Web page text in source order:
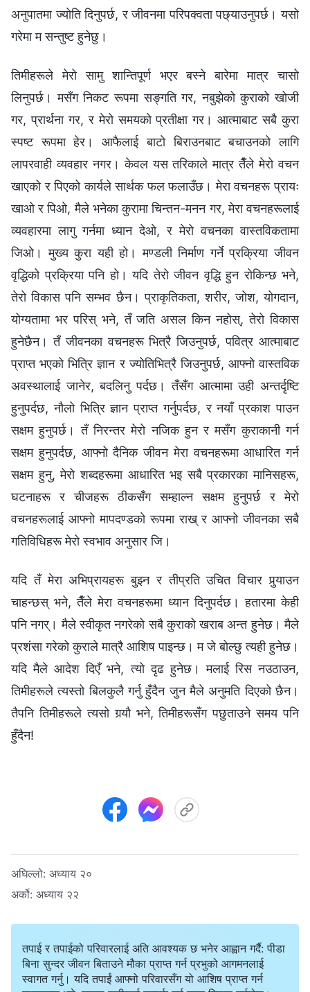
अनुपातमा ज्योति दिनुपर्छ, र जीवनमा परिपक्वता पछ्याउनुपर्छ। यसो
गरेमा म सन्तुष्ट हुनेछु।
तिमीहरूले मेरो सामु शान्तिपूर्ण भएर बस्‍ने बारेमा मात्र चासो
लिनुपर्छ। मसँग निकट रूपमा सङ्गति गर, नबुझेको कुराको खोजी
गर, प्रार्थना गर, र मेरो समयको प्रतीक्षा गर। आत्माबाट सबै कुरा
स्पष्ट रूपमा हेर। आफैलाई बाटो बिराउनबाट बचाउनको लागि
लापरवाही व्यवहार नगर। केवल यस तरिकाले मात्र तैँले मेरो वचन
खाएको र पिएको कार्यले सार्थक फल फलाउँछ। मेरा वचनहरू प्रायः
खाओ र पिओ, मैले भनेका कुरामा चिन्तन-मनन गर, मेरा वचनहरूलाई
व्यवहारमा लागु गर्नमा ध्यान देओ, र मेरो वचनका वास्तविकतामा
जिओ। मुख्य कुरा यही हो। मण्डली निर्माण गर्ने प्रक्रिया जीवन
वृद्धिको प्रक्रिया पनि हो। यदि तेरो जीवन वृद्धि हुन रोकिन्छ भने,
तेरो विकास पनि सम्भव छैन। प्राकृतिकता, शरीर, जोश, योगदान,
योग्यतामा भर परिस् भने, तँ जति असल किन नहोस्, तेरो विकास
हुनेछैन। तँ जीवनका वचनहरू भित्रै जिउनुपर्छ, पवित्र आत्माबाट
प्राप्त भएको भित्रि ज्ञान र ज्योतिभित्रै जिउनुपर्छ, आफ्नो वास्तविक
अवस्थालाई जानेर, बदलिनु पर्दछ। तँसँग आत्मामा उही अन्तर्दृष्टि
हुनुपर्दछ, नौलो भित्रि ज्ञान प्राप्त गर्नुपर्दछ, र नयाँ प्रकाश पाउन
सक्षम हुनुपर्छ। तँ निरन्तर मेरो नजिक हुन र मसँग कुराकानी गर्न
सक्षम हुनुपर्दछ, आफ्नो दैनिक जीवन मेरा वचनहरूमा आधारित गर्न
सक्षम हुनु, मेरो शब्दहरूमा आधारित भइ सबै प्रकारका मानिसहरू,
घटनाहरू र चीजहरू ठीकसँग सम्हाल्न सक्षम हुनुपर्छ र मेरो
वचनहरूलाई आफ्‍नो मापदण्डको रूपमा राख् र आफ्‍नो जीवनका सबै
गतिविधिहरू मेरो स्वभाव अनुसार जि।
यदि तँ मेरा अभिप्रायहरू बुझ्न र तीप्रति उचित विचार पुर्‍याउन
चाहन्छस् भने, तैँले मेरा वचनहरूमा ध्यान दिनुपर्दछ। हतारमा केही
पनि नगर्। मैले स्वीकृत नगरेको सबै कुराको खराब अन्त हुनेछ। मैले
प्रशंसा गरेको कुराले मात्रै आशिष पाइन्छ। म जे बोल्छु त्यही हुनेछ।
यदि मैले आदेश दिएँ भने, त्यो दृढ हुनेछ। मलाई रिस नउठाउन,
तिमीहरूले त्यस्तो बिलकुलै गर्नु हुँदैन जुन मैले अनुमति दिएको छैन।
तैपनि तिमीहरूले त्यसो गर्‍यौ भने, तिमीहरूसँग पछुताउने समय पनि
हुँदैन!
अघिल्लो: अध्याय २०
अर्को: अध्याय २२
तपाई र तपाईको परिवारलाई अति आवश्यक छ भनेर आह्वान गर्दै: पीडा
बिना सुन्दर जीवन बिताउने मौका प्राप्त गर्न प्रभुको आगमनलाई
स्वागत गर्नु। यदि तपाईं आफ्नो परिवारसँग यो आशिष प्राप्त गर्न